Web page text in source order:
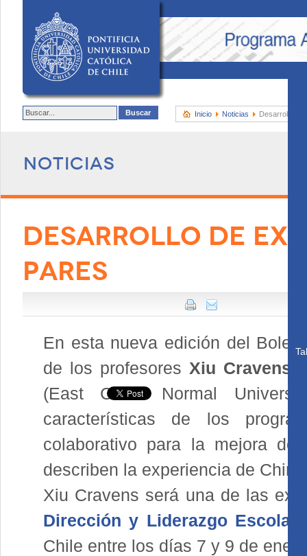
Inicio Noticias Desarrollo de
Noticias
DESARROLLO DE
PARES
En esta nueva edición del
de los profesores Xiu Cravens
(East China Normal
características de los
colaborativo para la mejora
describen la experiencia de
Xiu Cravens será una de las
Dirección y Liderazgo Escolar
Chile entre los días 7 y 9 de